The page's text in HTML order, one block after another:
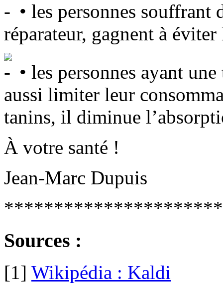
• les personnes souffrant
réparateur, gagnent à éviter
• les personnes ayant
aussi limiter leur
tanins, il diminue
À votre santé !
Jean-Marc Dupuis
Sources :
[1] Wikipédia : Kaldi